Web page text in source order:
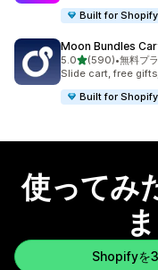
Built for Shopify
Moon Bundles
5.05つ星中
(590)
合計レビュー数：
•無料プ
Slide cart, free
Built for Shopify
使ってみ
Shopifyを